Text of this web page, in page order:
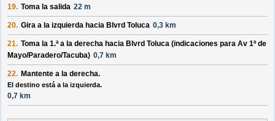
19. Toma la salida 22 m
20. Gira a la izquierda hacia Blvrd Toluca 0,3 km
21. Toma la 1.ª a la derecha hacia Blvrd Toluca (indicaciones para Av 1º de
Mayo/Paradero/Tacuba) 0,7 km
22. Mantente a la derecha.
El destino está a la izquierda.
0,7 km